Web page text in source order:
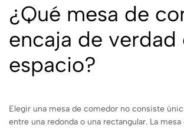
¿Qué mesa de
encaja de verdad
espacio?
Elegir una mesa de comedor no consiste
entre una redonda o una rectangular. La